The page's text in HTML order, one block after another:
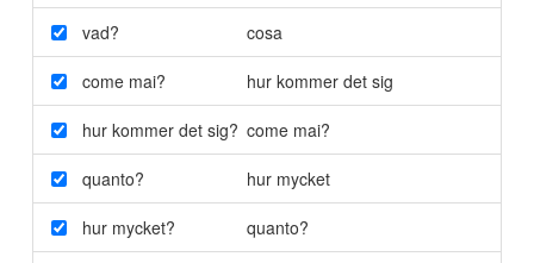
vad? cosa
come mai? hur kommer det sig
hur kommer det sig? come mai?
quanto? hur mycket
hur mycket? quanto?